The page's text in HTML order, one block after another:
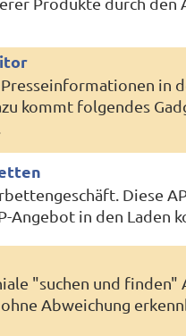
Presseinformationen
kommt folgendes
Diese
Angebot in den Laden
"suchen und
Abweichung